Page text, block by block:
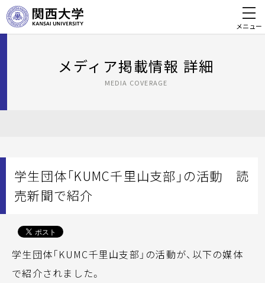
メニュー
メディア掲載情報 詳細
MEDIA COVERAGE
学生団体「KUMC千里山支部」の活動 読
売新聞で紹介
学生団体「KUMC千里山支部」の活動が、以下の媒体
で紹介されました。